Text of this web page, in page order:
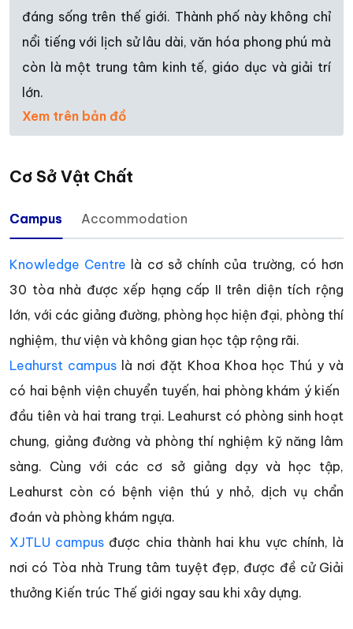
đáng sống trên thế giới. Thành phố này không chỉ
nổi tiếng với lịch sử lâu dài, văn hóa phong phú mà
còn là một trung tâm kinh tế, giáo dục và giải trí
lớn.
Xem trên bản đồ
Cơ Sở Vật Chất
Campus Accommodation
Knowledge Centre là cơ sở chính của trường, có hơn
30 tòa nhà được xếp hạng cấp II trên diện tích rộng
lớn, với các giảng đường, phòng học hiện đại, phòng thí
nghiệm, thư viện và không gian học tập rộng rãi.
Leahurst campus là nơi đặt Khoa Khoa học Thú y và
có hai bệnh viện chuyển tuyến, hai phòng khám ý kiến ​​
đầu tiên và hai trang trại. Leahurst có phòng sinh hoạt
chung, giảng đường và phòng thí nghiệm kỹ năng lâm
sàng. Cùng với các cơ sở giảng dạy và học tập,
Leahurst còn có bệnh viện thú y nhỏ, dịch vụ chẩn
đoán và phòng khám ngựa.
XJTLU campus được chia thành hai khu vực chính, là
nơi có Tòa nhà Trung tâm tuyệt đẹp, được đề cử Giải
thưởng Kiến trúc Thế giới ngay sau khi xây dựng.